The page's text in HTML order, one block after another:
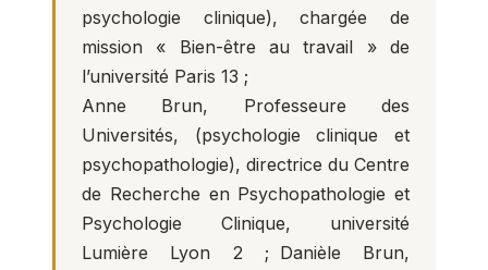
psychologie clinique), chargée de
mission « Bien-être au travail » de
l’université Paris 13 ;
Anne Brun, Professeure des
Universités, (psychologie clinique et
psychopathologie), directrice du Centre
de Recherche en Psychopathologie et
Psychologie Clinique, université
Lumière Lyon 2 ; Danièle Brun,